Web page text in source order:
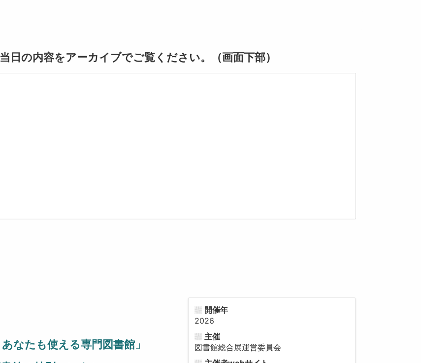
日の内容をアーカイブでご覧ください。（画面下部）
なたも使える専門図書館」
開催年
2026
主催
図書館総合展運営委員会